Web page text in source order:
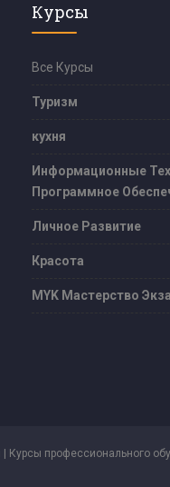
Курсы
Все Курсы
Туризм
кухня
Информационные
Программное
Личное Развитие
Красота
MYK Мастерство
Курсы профессионального